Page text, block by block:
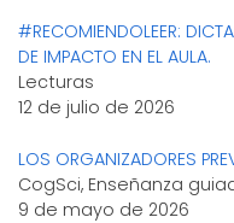
#RECOMIENDOLEER:
DE IMPACTO EN EL AULA.
Lecturas
12 de julio de 2026
LOS ORGANIZADORES
CogSci, Enseñanza
9 de mayo de 2026